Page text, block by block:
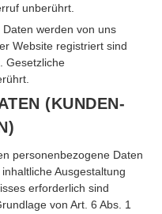
unberührt.
werden von uns
Website registriert sind
Gesetzliche
(KUNDEN-
personenbezogene Daten
Ausgestaltung
erforderlich sind
von Art. 6 Abs. 1